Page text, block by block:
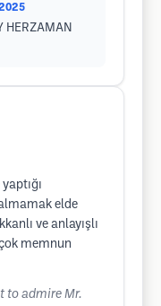
HERZAMAN
elde
ve anlayışlı
memnun
to admire Mr.